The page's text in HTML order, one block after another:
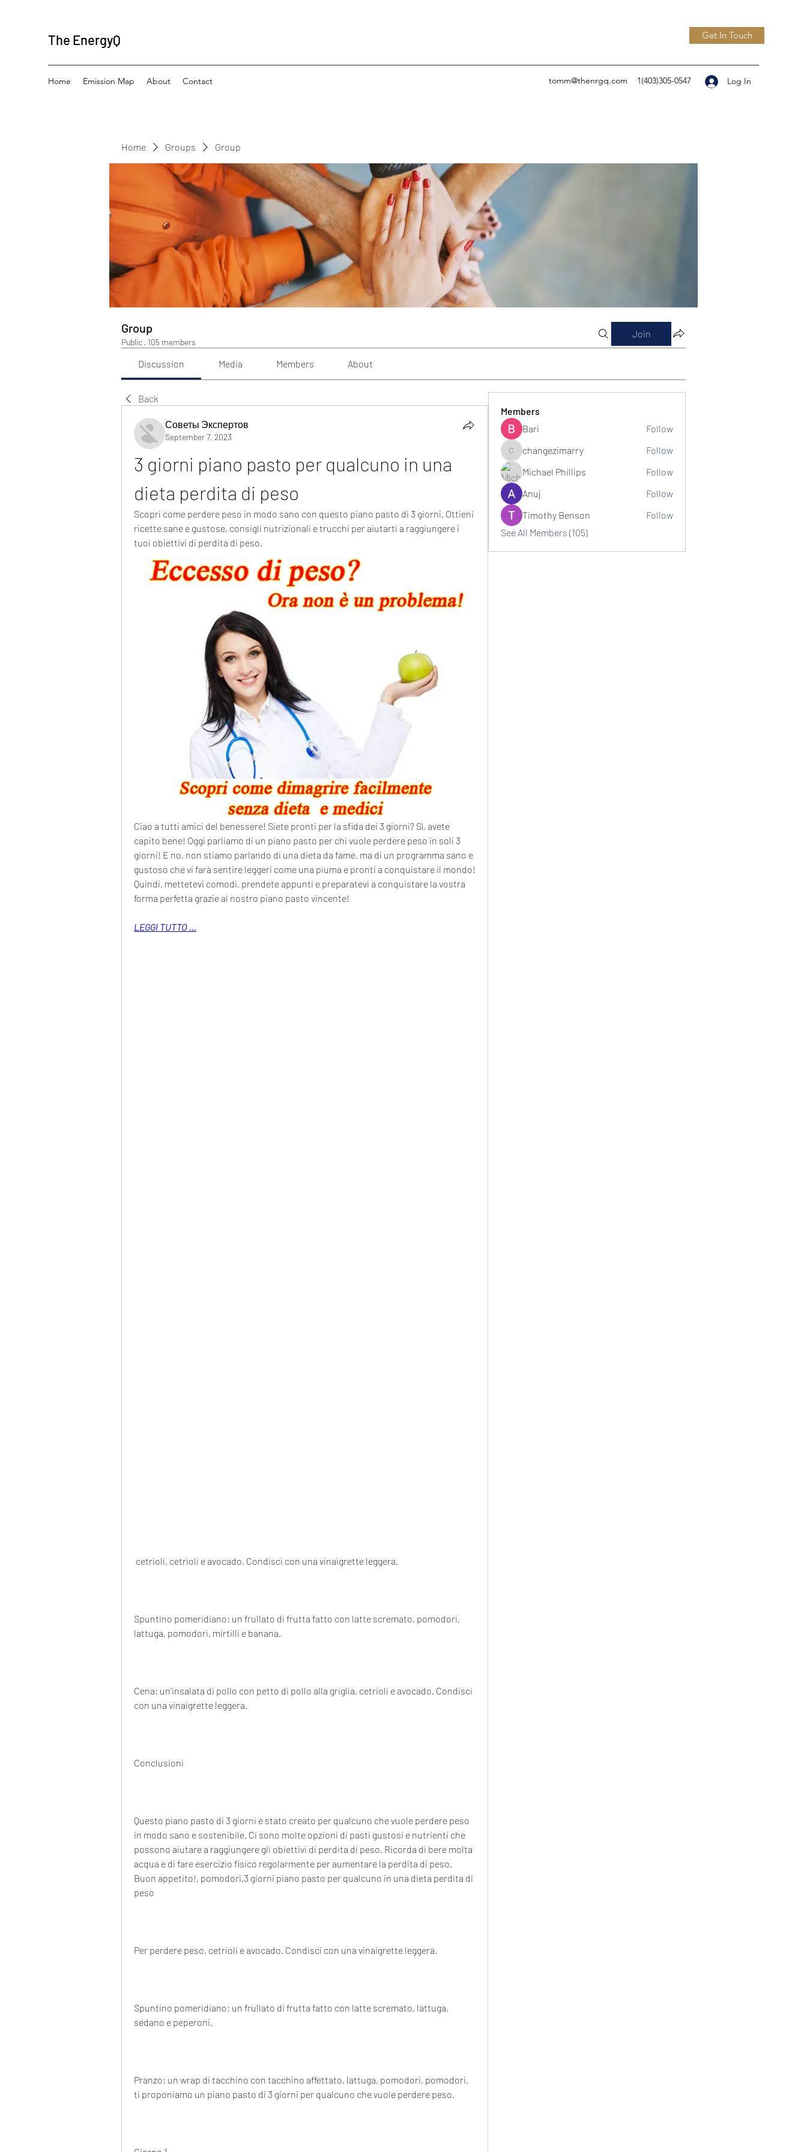
The EnergyQ Get In Touch
Home Emission Map About Contact tomm@thenrgq.com 1(403)305-0547 Log In
Home Groups Group
Group
Public · 105 members
Join
Discussion Media Members About
Back
Советы Экспертов
September 7, 2023
3 giorni piano pasto per qualcuno in una
dieta perdita di peso
Scopri come perdere peso in modo sano con questo piano pasto di 3 giorni. Ottieni
ricette sane e gustose, consigli nutrizionali e trucchi per aiutarti a raggiungere i
tuoi obiettivi di perdita di peso.
Ciao a tutti amici del benessere! Siete pronti per la sfida dei 3 giorni? Sì, avete
capito bene! Oggi parliamo di un piano pasto per chi vuole perdere peso in soli 3
giorni! E no, non stiamo parlando di una dieta da fame, ma di un programma sano e
gustoso che vi farà sentire leggeri come una piuma e pronti a conquistare il mondo!
Quindi, mettetevi comodi, prendete appunti e preparatevi a conquistare la vostra
forma perfetta grazie al nostro piano pasto vincente!
LEGGI TUTTO ...
cetrioli, cetrioli e avocado. Condisci con una vinaigrette leggera.
Spuntino pomeridiano: un frullato di frutta fatto con latte scremato, pomodori,
lattuga, pomodori, mirtilli e banana.
Cena: un'insalata di pollo con petto di pollo alla griglia, cetrioli e avocado. Condisci
con una vinaigrette leggera.
Conclusioni
Questo piano pasto di 3 giorni è stato creato per qualcuno che vuole perdere peso
in modo sano e sostenibile. Ci sono molte opzioni di pasti gustosi e nutrienti che
possono aiutare a raggiungere gli obiettivi di perdita di peso. Ricorda di bere molta
acqua e di fare esercizio fisico regolarmente per aumentare la perdita di peso.
Buon appetito!, pomodori,3 giorni piano pasto per qualcuno in una dieta perdita di
peso
Per perdere peso, cetrioli e avocado. Condisci con una vinaigrette leggera.
Spuntino pomeridiano: un frullato di frutta fatto con latte scremato, lattuga,
sedano e peperoni.
Pranzo: un wrap di tacchino con tacchino affettato, lattuga, pomodori, pomodori,
ti proponiamo un piano pasto di 3 giorni per qualcuno che vuole perdere peso.
Members
Bari
Follow
changezimarry
changezimarry
Follow
Michael Phillips
Follow
Anuj
Follow
Timothy Benson
Follow
See All Members (105)